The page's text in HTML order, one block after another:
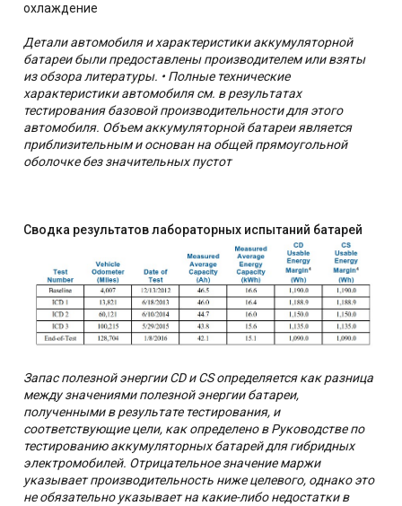
охлаждение
Детали автомобиля и характеристики аккумуляторной
батареи были предоставлены производителем или взяты
из обзора литературы. • Полные технические
характеристики автомобиля см. в результатах
тестирования базовой производительности для этого
автомобиля. Объем аккумуляторной батареи является
приблизительным и основан на общей прямоугольной
оболочке без значительных пустот
Сводка результатов лабораторных испытаний батарей
Запас полезной энергии CD и CS определяется как разница
между значениями полезной энергии батареи,
полученными в результате тестирования, и
соответствующие цели, как определено в Руководстве по
тестированию аккумуляторных батарей для гибридных
электромобилей. Отрицательное значение маржи
указывает производительность ниже целевого, однако это
не обязательно указывает на какие-либо недостатки в